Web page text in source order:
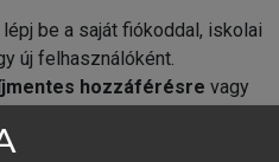
be a saját fiókoddal, iskolai
új felhasználóként.
hozzáférésre vagy